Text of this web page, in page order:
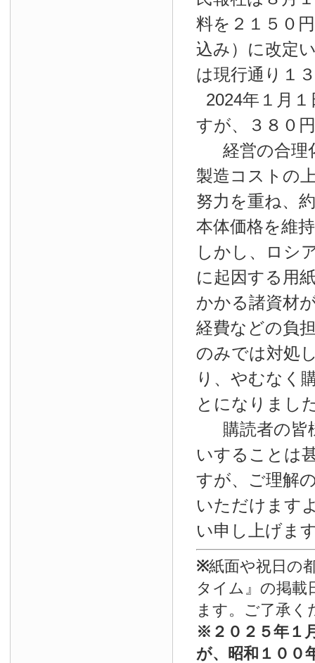
料を２１５０
込み）に改定
は現行通り１
2024年１月１
すが、３８０
経営の合理
製造コストの
努力を重ね、
本体価格を維
しかし、ロシ
に起因する用
かかる諸資材
経費などの負
のみでは対処
り、やむなく
とになりまし
購読者の皆
いすることは
すが、ご理解
いただけます
い申し上げま
※紙面や祝日の
タイム』の掲載
ます。ご了承く
※ ２０２５年１
が、昭和１００